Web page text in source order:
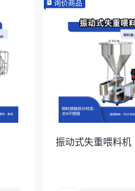
询价商品
振动式失重喂料机